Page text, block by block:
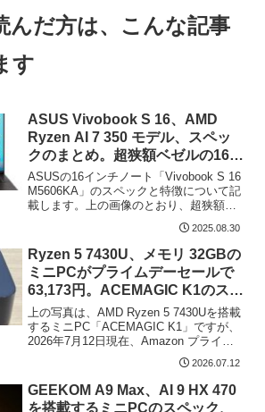
んだ方は、こんな記事
す
ASUS Vivobook S 16、AMD
Ryzen AI 7 350 モデル、スペッ
クのまとめ。超狭額ベゼルの16型
有機ELパネルを搭載、NPU 最大
50 TOPS
ASUSの16インチノート「Vivobook S 16
M5606KA」のスペックと特徴について記
載します。上の画像のとおり、超狭額ベ
ゼルの液晶は、3K 解像度の有機ELパネ
ル、CPUはAMD Ryzen AI 7 350、オンボ
ードメモリ...
2025.08.30
Ryzen 5 7430U、メモリ 32GBの
ミニPCがプライムデーセールで
63,173円。ACEMAGIC K1のスペ
ック
上の写真は、AMD Ryzen 5 7430Uを搭載
するミニPC「ACEMAGIC K1」ですが、
2026年7月12日現在、Amazon プライム
デーセールにて、メモリ 32GB / SSD
512GBモデルが 63,173円で販売中で
す。...
2026.07.12
GEEKOM A9 Max、AI 9 HX 470
を搭載するミニPCのスペック、